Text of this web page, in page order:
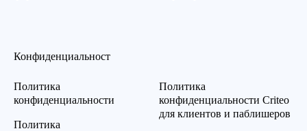
Конфиденциальност
Политика
конфиденциальности
Политика
Политика
конфиденциальности Criteo
для клиентов и паблишеров